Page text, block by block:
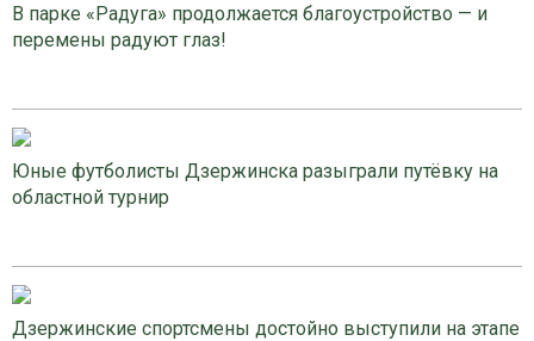
В парке «Радуга» продолжается благоустройство — и
перемены радуют глаз!
Юные футболисты Дзержинска разыграли путёвку на
областной турнир
Дзержинские спортсмены достойно выступили на этапе